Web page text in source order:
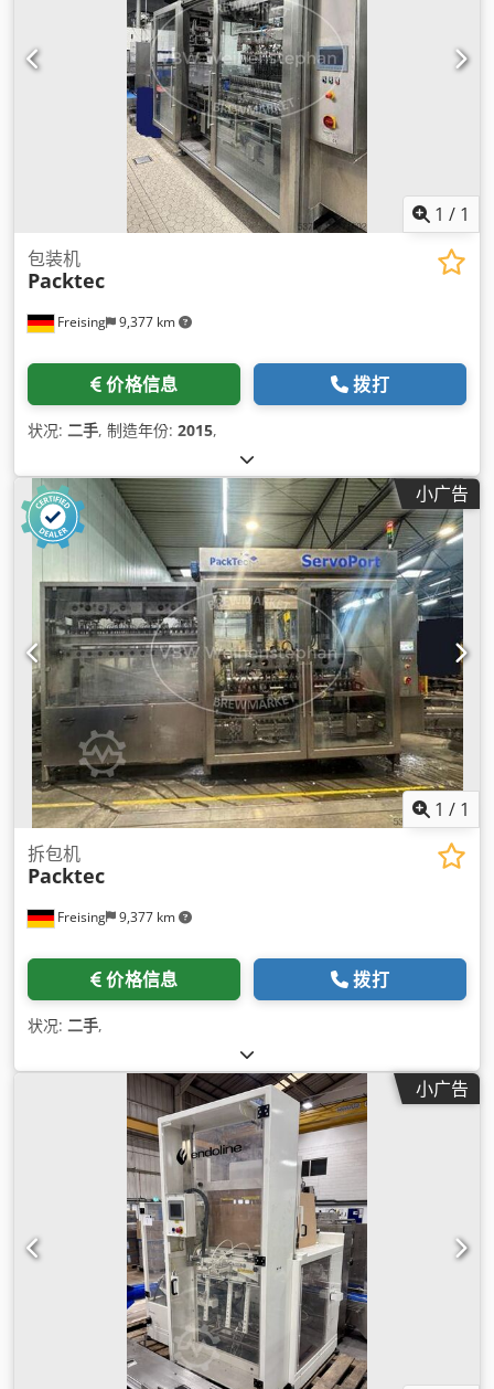
1 / 1
Freising 9,377 km
包装机
Packtec
价格信息 拨打
状况: 二手, 制造年份: 2015,
小广告
1 / 1
Freising 9,377 km
拆包机
Packtec
价格信息 拨打
状况: 二手,
小广告